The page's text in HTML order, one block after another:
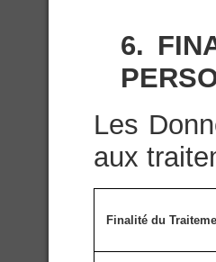
6.
Les
aux
Finalité du